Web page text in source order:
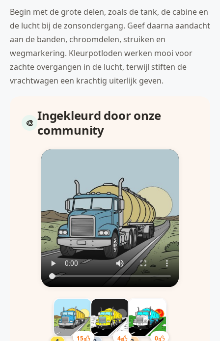
Begin met de grote delen, zoals de tank, de cabine en
de lucht bij de zonsondergang. Geef daarna aandacht
aan de banden, chroomdelen, struiken en
wegmarkering. Kleurpotloden werken mooi voor
zachte overgangen in de lucht, terwijl stiften de
vrachtwagen een krachtig uiterlijk geven.
Ingekleurd door onze
community
15 4 0